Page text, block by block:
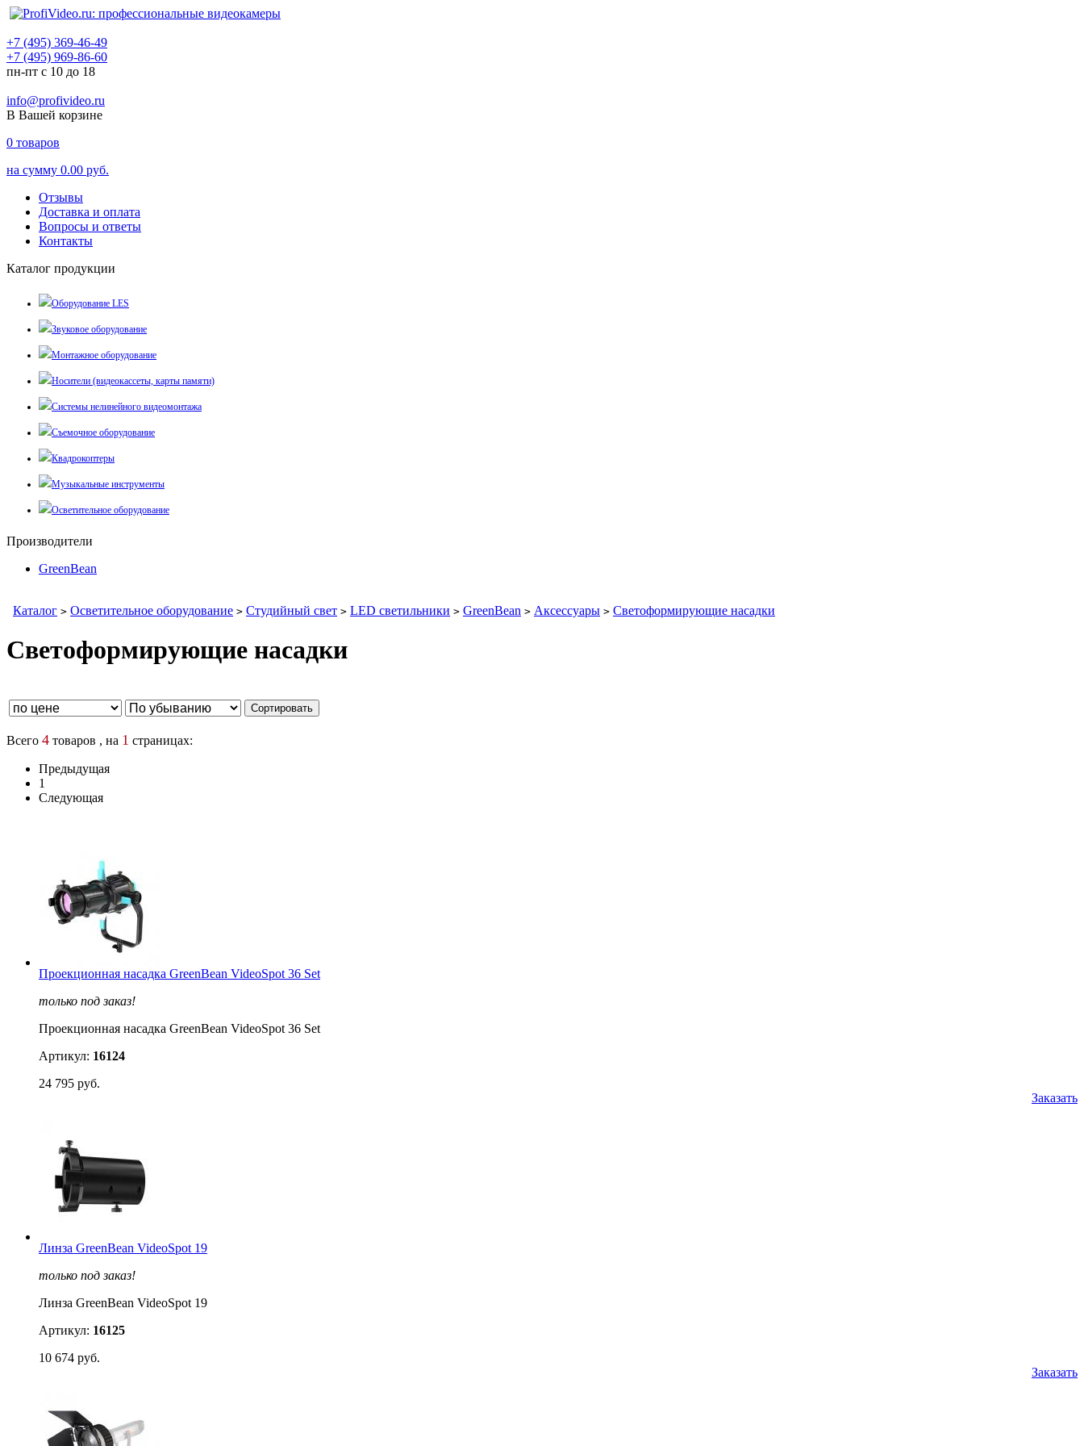
+7 (495) 369-46-49
+7 (495) 969-86-60
пн-пт с 10 до 18
info@profivideo.ru
В Вашей корзине
0 товаров
на сумму 0.00 руб.
Отзывы
Доставка и оплата
Вопросы и ответы
Контакты
Каталог продукции
Оборудование LES
Звуковое оборудование
Монтажное оборудование
Носители (видеокассеты, карты памяти)
Системы нелинейного видеомонтажа
Съемочное оборудование
Квадрокоптеры
Музыкальные инструменты
Осветительное оборудование
Производители
GreenBean
Каталог > Осветительное оборудование > Студийный свет > LED светильники > GreenBean > Аксессуары > Светоформирующие насадки
Светоформирующие насадки
Всего 4 товаров , на 1 страницах:
Предыдущая
1
Следующая
Проекционная насадка GreenBean VideoSpot 36 Set
только под заказ!
Проекционная насадка GreenBean VideoSpot 36 Set
Артикул: 16124
24 795 руб.
Заказать
Линза GreenBean VideoSpot 19
только под заказ!
Линза GreenBean VideoSpot 19
Артикул: 16125
10 674 руб.
Заказать